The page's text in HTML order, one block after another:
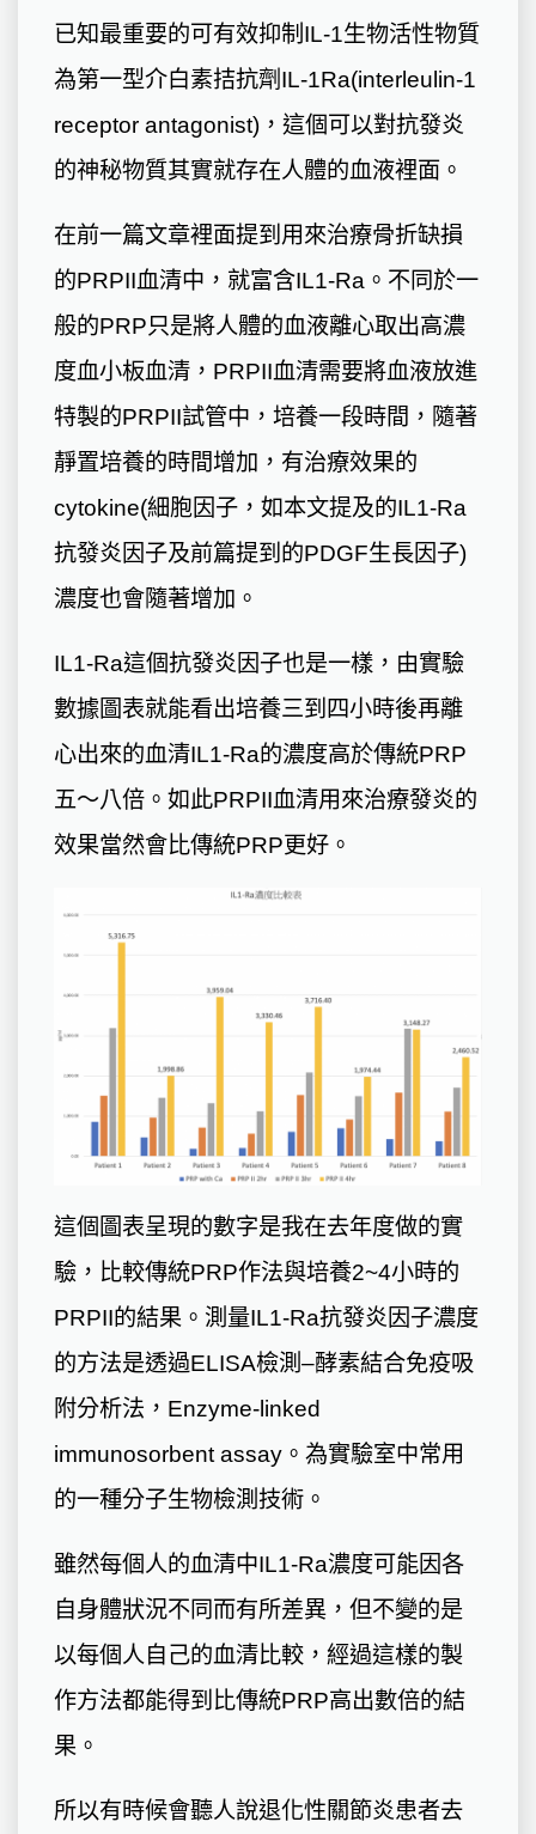
已知最重要的可有效抑制IL-1生物活性物質
為第一型介白素拮抗劑IL-1Ra(interleulin-1
receptor antagonist)，這個可以對抗發炎
的神秘物質其實就存在人體的血液裡面。
在前一篇文章裡面提到用來治療骨折缺損
的PRPII血清中，就富含IL1-Ra。不同於一
般的PRP只是將人體的血液離心取出高濃
度血小板血清，PRPII血清需要將血液放進
特製的PRPII試管中，培養一段時間，隨著
靜置培養的時間增加，有治療效果的
cytokine(細胞因子，如本文提及的IL1-Ra
抗發炎因子及前篇提到的PDGF生長因子)
濃度也會隨著增加。
IL1-Ra這個抗發炎因子也是一樣，由實驗
數據圖表就能看出培養三到四小時後再離
心出來的血清IL1-Ra的濃度高於傳統PRP
五～八倍。如此PRPII血清用來治療發炎的
效果當然會比傳統PRP更好。
這個圖表呈現的數字是我在去年度做的實
驗，比較傳統PRP作法與培養2~4小時的
PRPII的結果。測量IL1-Ra抗發炎因子濃度
的方法是透過ELISA檢測–酵素結合免疫吸
附分析法，Enzyme-linked
immunosorbent assay。為實驗室中常用
的一種分子生物檢測技術。
雖然每個人的血清中IL1-Ra濃度可能因各
自身體狀況不同而有所差異，但不變的是
以每個人自己的血清比較，經過這樣的製
作方法都能得到比傳統PRP高出數倍的結
果。
所以有時候會聽人說退化性關節炎患者去